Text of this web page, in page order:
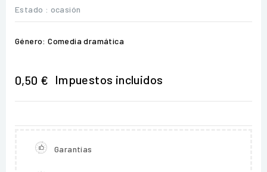
Estado : ocasión
Género: Comedia dramática
0,50 € Impuestos incluidos
Garantías